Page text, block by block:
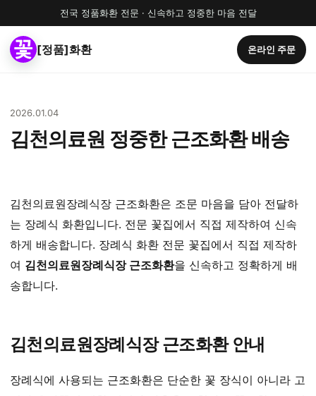
전국 정품화환 전문 · 신속하고 정중한 마음 전달
[정품]화환 온라인 주문
2026.01.04
김천의료원 정중한 근조화환 배송
김천의료원장례식장 근조화환은 조문 마음을 담아 전달하
는 장례식 화환입니다. 전문 꽃집에서 직접 제작하여 신속
하게 배송합니다. 장례식 화환 전문 꽃집에서 직접 제작하
여 김천의료원장례식장 근조화환을 신속하고 정확하게 배
송합니다.
김천의료원장례식장 근조화환 안내
장례식에 사용되는 근조화환은 단순한 꽃 장식이 아니라 고